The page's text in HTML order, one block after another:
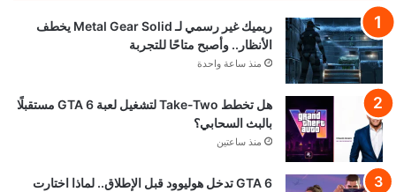
ريميك غير رسمي لـ Metal Gear Solid يخطف
الأنظار.. وأصبح متاحًا للتجربة
منذ ساعة واحدة
هل تخطط Take-Two لتشغيل لعبة GTA 6 مستقبلًا
بالبث السحابي؟
منذ ساعتين
GTA 6 تدخل هوليوود قبل الإطلاق.. لماذا اختارت